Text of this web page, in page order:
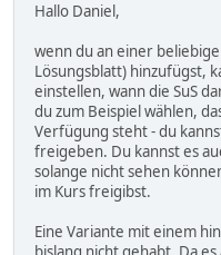
Hallo Daniel,
wenn du an einer
Lösungsblatt) hinzufügst,
einstellen, wann die SuS
du zum Beispiel wählen,
Verfügung steht - du
freigeben. Du kannst es
solange nicht sehen
im Kurs freigibst.
Eine Variante mit einem